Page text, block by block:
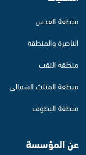
منطقة القدس
الناصرة والمنطقة
منطقة النقب
منطقة المثلث الشمالي
منطقة البطوف
عن المؤسسة